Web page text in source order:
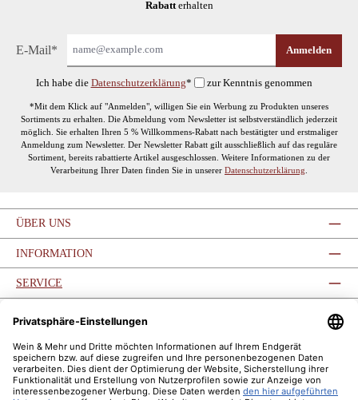
Rabatterhalten
E-Mail* Anmelden
Ich habe die Datenschutzerklärung* zur Kenntnis genommen
*Mit dem Klick auf "Anmelden", willigen Sie ein Werbung zu Produkten unseres
Sortiments zu erhalten. Die Abmeldung vom Newsletter ist selbstverständlich jederzeit
möglich. Sie erhalten Ihren 5 % Willkommens-Rabatt nach bestätigter und erstmaliger
Anmeldung zum Newsletter. Der Newsletter Rabatt gilt ausschließlich auf das reguläre
Sortiment, bereits rabattierte Artikel ausgeschlossen. Weitere Informationen zu der
Verarbeitung Ihrer Daten finden Sie in unserer Datenschutzerklärung.
ÜBER UNS
INFORMATION
SERVICE
UNSERE COMMUNITIES
ZAHLUNGSARTEN